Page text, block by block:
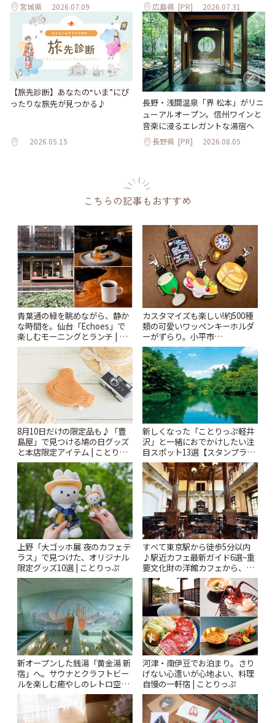
宮城県 2026.07.09 広島県 [PR] 2026.07.31
【旅先診断】あなたの“いま”にぴ
ったりな旅先が見つかる♪
2026.05.15
長野・浅間温泉「界 松本」がリニ
ューアルオープン。信州ワインと
音楽に浸るエレガントな湯宿へ
長野県 [PR] 2026.08.05
こちらの記事もおすすめ
青葉通の緑を眺めながら、静か
な時間を。仙台「Echoes」で
楽しむモーニングとランチ | こ
とりっぷ
カスタマイズも楽しい!約500種
類の可愛いワッペンキーホルダ
ーがずらり。小平市
「Kimamaya T&K」 | ことりっ
ぷ
8月10日だけの限定品も♪「豊
島屋」で見つける鳩の日グッズ
と本店限定アイテム | ことりっ
ぷ
新しくなった「ことりっぷ軽井
沢」と一緒におでかけしたい注
目スポット13選【スタンプラリ
ー開催中】 | ことりっぷ
上野「大ゴッホ展 夜のカフェテ
ラス」で見つけた、オリジナル
限定グッズ10選 | ことりっぷ
すべて東京駅から徒歩5分以内
♪駅近カフェ最新ガイド6選~重
要文化財の洋館カフェから、改
札すぐのレトロ喫茶まで~ | こと
りっぷ
新オープンした銭湯「黄金湯 新
宿」へ。サウナとクラフトビー
ルを楽しむ癒やしのレトロ空間
| ことりっぷ
河津・南伊豆でお泊まり。さり
げない心遣いが心地よい、料理
自慢の一軒宿 | ことりっぷ